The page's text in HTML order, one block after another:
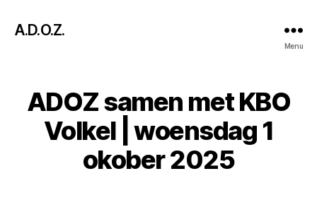
A.D.O.Z.
Menu
ADOZ samen met KBO
Volkel | woensdag 1
okober 2025